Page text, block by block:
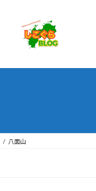
八面山